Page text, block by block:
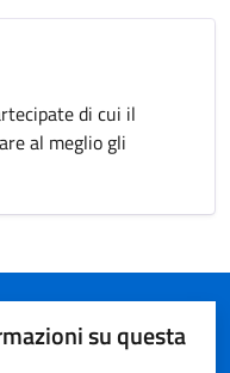
di cui il
al meglio gli
su questa